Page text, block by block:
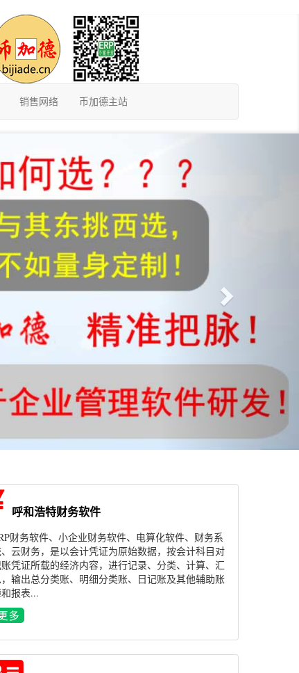
销售网络 币加德主站
呼和浩特财务软件
财务软件、小企业财务软件、电算化软件、财务系
云财务，是以会计凭证为原始数据，按会计科目对
凭证所载的经济内容，进行记录、分类、计算、汇
输出总分类账、明细分类账、日记账及其他辅助账
报表...